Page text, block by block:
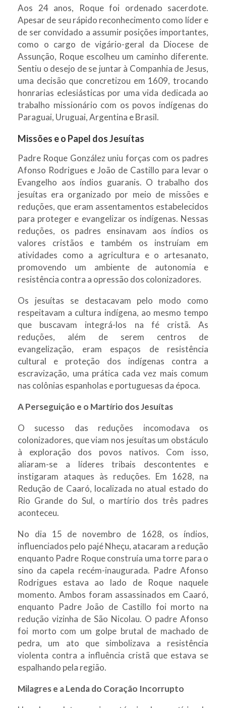
Aos 24 anos, Roque foi ordenado sacerdote.
Apesar de seu rápido reconhecimento como líder e
de ser convidado a assumir posições importantes,
como o cargo de vigário-geral da Diocese de
Assunção, Roque escolheu um caminho diferente.
Sentiu o desejo de se juntar à Companhia de Jesus,
uma decisão que concretizou em 1609, trocando
honrarias eclesiásticas por uma vida dedicada ao
trabalho missionário com os povos indígenas do
Paraguai, Uruguai, Argentina e Brasil.
Missões e o Papel dos Jesuítas
Padre Roque González uniu forças com os padres
Afonso Rodrigues e João de Castillo para levar o
Evangelho aos índios guaranis. O trabalho dos
jesuítas era organizado por meio de missões e
reduções, que eram assentamentos estabelecidos
para proteger e evangelizar os indígenas. Nessas
reduções, os padres ensinavam aos índios os
valores cristãos e também os instruíam em
atividades como a agricultura e o artesanato,
promovendo um ambiente de autonomia e
resistência contra a opressão dos colonizadores.
Os jesuítas se destacavam pelo modo como
respeitavam a cultura indígena, ao mesmo tempo
que buscavam integrá-los na fé cristã. As
reduções, além de serem centros de
evangelização, eram espaços de resistência
cultural e proteção dos indígenas contra a
escravização, uma prática cada vez mais comum
nas colônias espanholas e portuguesas da época.
A Perseguição e o Martírio dos Jesuítas
O sucesso das reduções incomodava os
colonizadores, que viam nos jesuítas um obstáculo
à exploração dos povos nativos. Com isso,
aliaram-se a líderes tribais descontentes e
instigaram ataques às reduções. Em 1628, na
Redução de Caaró, localizada no atual estado do
Rio Grande do Sul, o martírio dos três padres
aconteceu.
No dia 15 de novembro de 1628, os índios,
influenciados pelo pajé Nheçu, atacaram a redução
enquanto Padre Roque construía uma torre para o
sino da capela recém-inaugurada. Padre Afonso
Rodrigues estava ao lado de Roque naquele
momento. Ambos foram assassinados em Caaró,
enquanto Padre João de Castillo foi morto na
redução vizinha de São Nicolau. O padre Afonso
foi morto com um golpe brutal de machado de
pedra, um ato que simbolizava a resistência
violenta contra a influência cristã que estava se
espalhando pela região.
Milagres e a Lenda do Coração Incorrupto